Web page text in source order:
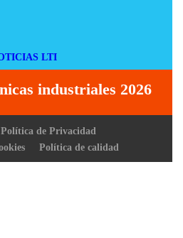
LTI
industriales 2026
hacia
arriba
Política de Privacidad
Política de calidad